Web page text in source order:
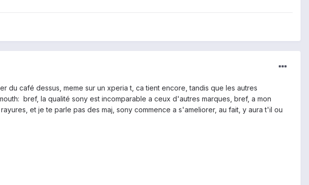
du café dessus, meme sur un xperia t, ca tient encore, tandis que les autres
bref, la qualité sony est incomparable a ceux d'autres marques, bref, a mon
et je te parle pas des maj, sony commence a s'ameliorer, au fait, y aura t'il ou